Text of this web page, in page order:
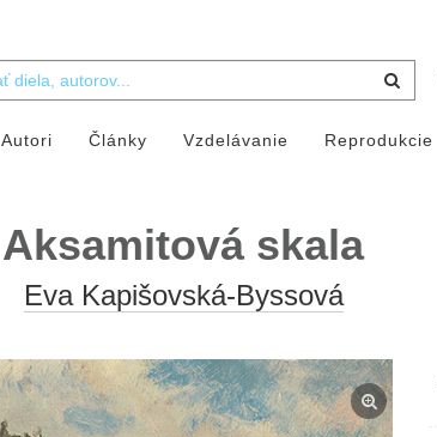
Autori Články Vzdelávanie Reprodukcie
Aksamitová skala
Eva Kapišovská-Byssová